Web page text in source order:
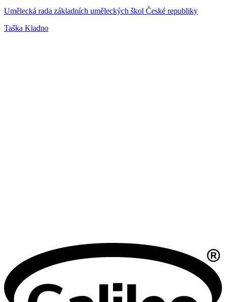
Umělecká rada základních uměleckých škol České republiky
Taška Kladno